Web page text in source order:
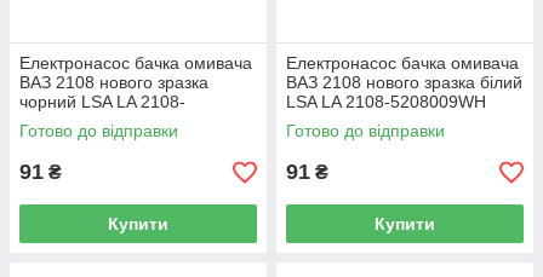
Електронасос бачка омивача
ВАЗ 2108 нового зразка
чорний LSA LA 2108-
5208009BL
Готово до відправки
91 ₴
Купити
Електронасос бачка омивача
ВАЗ 2108 нового зразка білий
LSA LA 2108-5208009WH
Готово до відправки
91 ₴
Купити